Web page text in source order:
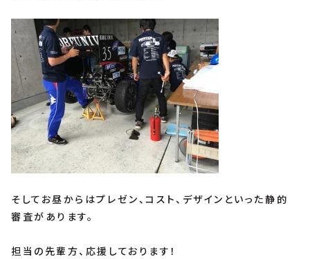
そしてお昼からはプレゼン、コスト、デザインといった静的
審査があります。
担当の先輩方、応援しております！